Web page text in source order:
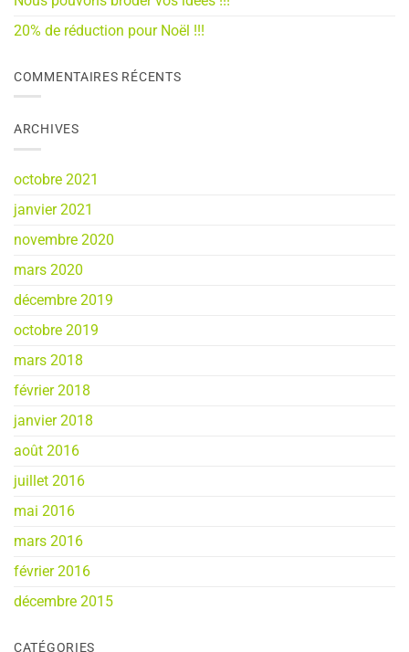
20% de réduction pour Noël !!!
COMMENTAIRES RÉCENTS
ARCHIVES
octobre 2021
janvier 2021
novembre 2020
mars 2020
décembre 2019
octobre 2019
mars 2018
février 2018
janvier 2018
août 2016
juillet 2016
mai 2016
mars 2016
février 2016
décembre 2015
CATÉGORIES